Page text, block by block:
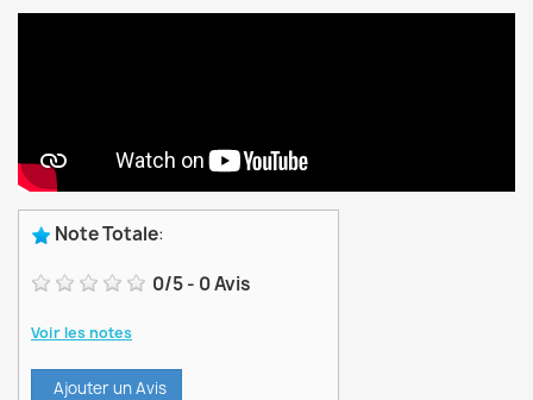
Note Totale:
0/5- 0Avis
Voir les notes
Ajouter un Avis